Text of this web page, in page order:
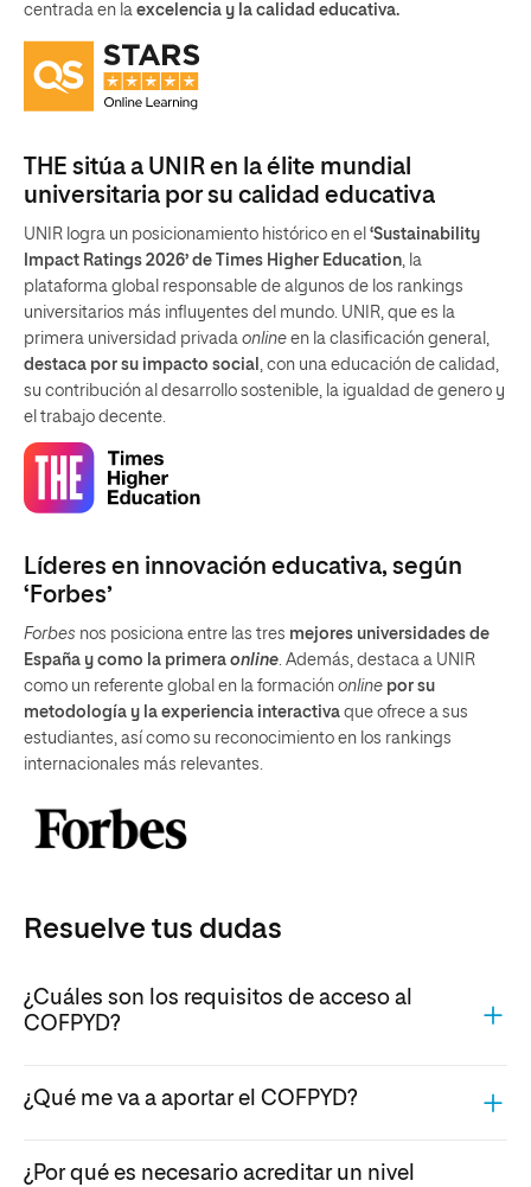
centrada en la excelencia y la calidad educativa.
THE sitúa a UNIR en la élite mundial
universitaria por su calidad educativa
UNIR logra un posicionamiento histórico en el ‘Sustainability
Impact Ratings 2026’ de Times Higher Education, la
plataforma global responsable de algunos de los rankings
universitarios más influyentes del mundo. UNIR, que es la
primera universidad privada online en la clasificación general,
destaca por su impacto social , con una educación de calidad,
su contribución al desarrollo sostenible, la igualdad de genero y
el trabajo decente.
Líderes en innovación educativa, según
‘Forbes’
Forbes nos posiciona entre las tres mejores universidades de
España y como la primera online . Además, destaca a UNIR
como un referente global en la formación online por su
metodología y la experiencia interactiva que ofrece a sus
estudiantes, así como su reconocimiento en los rankings
internacionales más relevantes.
Resuelve tus dudas
¿Cuáles son los requisitos de acceso al
COFPYD?
¿Qué me va a aportar el COFPYD?
¿Por qué es necesario acreditar un nivel